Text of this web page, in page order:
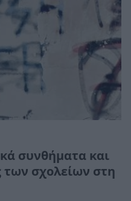
συνθήματα και
των σχολείων στη